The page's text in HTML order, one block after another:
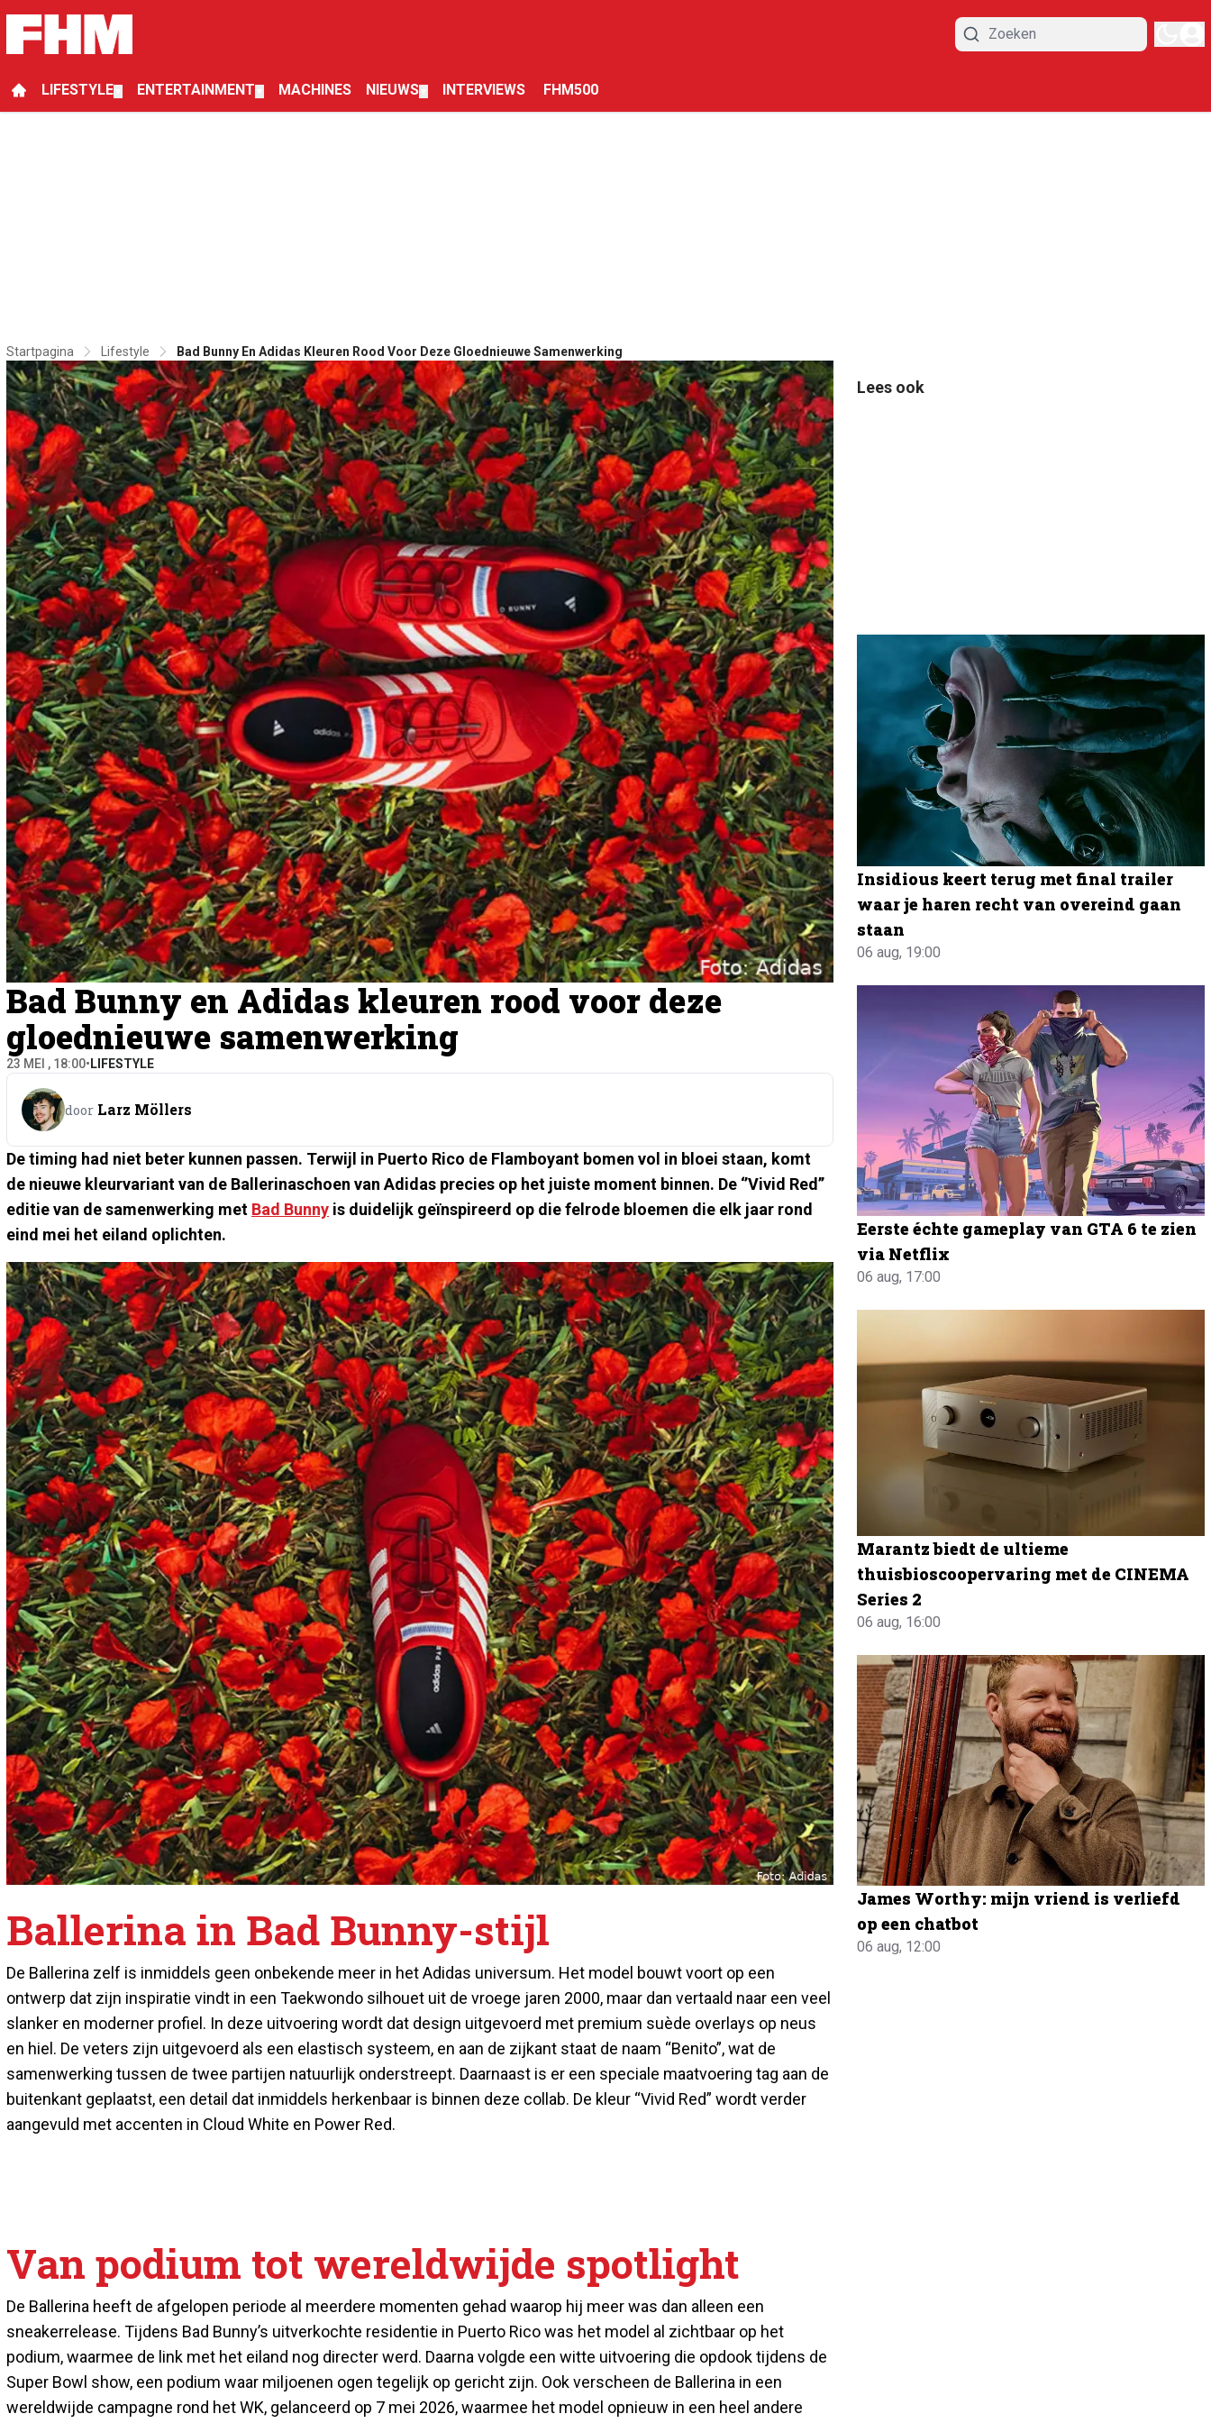
LIFESTYLE ENTERTAINMENT MACHINES NIEUWS INTERVIEWS FHM500
Startpagina Lifestyle Bad Bunny En Adidas Kleuren Rood Voor Deze Gloednieuwe Samenwerking
Bad Bunny en Adidas kleuren rood voor deze
gloednieuwe samenwerking
23 MEI , 18:00• LIFESTYLE
door Larz Möllers
De timing had niet beter kunnen passen. Terwijl in Puerto Rico de Flamboyant bomen vol in bloei staan, komt
de nieuwe kleurvariant van de Ballerinaschoen van Adidas precies op het juiste moment binnen. De ‘’Vivid Red’’
editie van de samenwerking met Bad Bunny is duidelijk geïnspireerd op die felrode bloemen die elk jaar rond
eind mei het eiland oplichten.
Ballerina in Bad Bunny-stijl
De Ballerina zelf is inmiddels geen onbekende meer in het Adidas universum. Het model bouwt voort op een
ontwerp dat zijn inspiratie vindt in een Taekwondo silhouet uit de vroege jaren 2000, maar dan vertaald naar een veel
slanker en moderner profiel. In deze uitvoering wordt dat design uitgevoerd met premium suède overlays op neus
en hiel. De veters zijn uitgevoerd als een elastisch systeem, en aan de zijkant staat de naam “Benito”, wat de
samenwerking tussen de twee partijen natuurlijk onderstreept. Daarnaast is er een speciale maatvoering tag aan de
buitenkant geplaatst, een detail dat inmiddels herkenbaar is binnen deze collab. De kleur “Vivid Red” wordt verder
aangevuld met accenten in Cloud White en Power Red.
Van podium tot wereldwijde spotlight
De Ballerina heeft de afgelopen periode al meerdere momenten gehad waarop hij meer was dan alleen een
sneakerrelease. Tijdens Bad Bunny’s uitverkochte residentie in Puerto Rico was het model al zichtbaar op het
podium, waarmee de link met het eiland nog directer werd. Daarna volgde een witte uitvoering die opdook tijdens de
Super Bowl show, een podium waar miljoenen ogen tegelijk op gericht zijn. Ook verscheen de Ballerina in een
wereldwijde campagne rond het WK, gelanceerd op 7 mei 2026, waarmee het model opnieuw in een heel andere
Lees ook
Insidious keert terug met final trailer
waar je haren recht van overeind gaan
staan
06 aug, 19:00
Eerste échte gameplay van GTA 6 te zien
via Netflix
06 aug, 17:00
Marantz biedt de ultieme
thuisbioscoopervaring met de CINEMA
Series 2
06 aug, 16:00
James Worthy: mijn vriend is verliefd
op een chatbot
06 aug, 12:00